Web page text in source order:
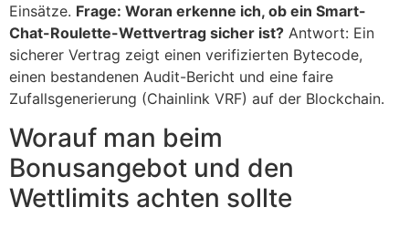
Einsätze. Frage: Woran erkenne ich, ob ein Smart-
Chat-Roulette-Wettvertrag sicher ist? Antwort: Ein
sicherer Vertrag zeigt einen verifizierten Bytecode,
einen bestandenen Audit-Bericht und eine faire
Zufallsgenerierung (Chainlink VRF) auf der Blockchain.
Worauf man beim
Bonusangebot und den
Wettlimits achten sollte